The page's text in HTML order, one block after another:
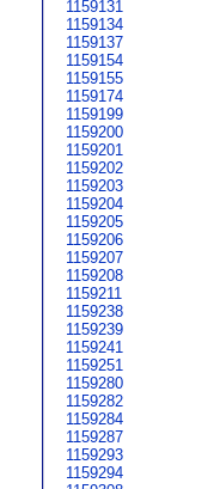
1159131
1159134
1159137
1159154
1159155
1159174
1159199
1159200
1159201
1159202
1159203
1159204
1159205
1159206
1159207
1159208
1159211
1159238
1159239
1159241
1159251
1159280
1159282
1159284
1159287
1159293
1159294